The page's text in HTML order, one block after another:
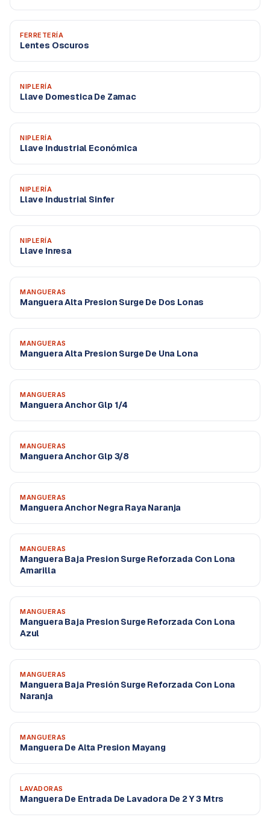
FERRETERÍA
Lentes Oscuros
NIPLERÍA
Llave Domestica De Zamac
NIPLERÍA
Llave Industrial Económica
NIPLERÍA
Llave Industrial Sinfer
NIPLERÍA
Llave Inresa
MANGUERAS
Manguera Alta Presion Surge De Dos Lonas
MANGUERAS
Manguera Alta Presion Surge De Una Lona
MANGUERAS
Manguera Anchor Glp 1/4
MANGUERAS
Manguera Anchor Glp 3/8
MANGUERAS
Manguera Anchor Negra Raya Naranja
MANGUERAS
Manguera Baja Presion Surge Reforzada Con Lona
Amarilla
MANGUERAS
Manguera Baja Presion Surge Reforzada Con Lona
Azul
MANGUERAS
Manguera Baja Presión Surge Reforzada Con Lona
Naranja
MANGUERAS
Manguera De Alta Presion Mayang
LAVADORAS
Manguera De Entrada De Lavadora De 2 Y 3 Mtrs